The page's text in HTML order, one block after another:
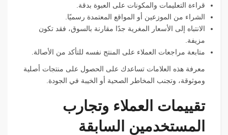
قراءة التعليمات والمكونات على العبوة بدقة.
الشراء من الموزعين أو المواقع المعتمدة رسميًا.
الانتباه إلى الأسعار المغرية جدًا مقارنة بالسوق، فقد تكون
مزيفة.
متابعة مراجعات العملاء على المنتج نفسه للتأكد من الأصالة.
معرفة هذه العلامات تساعدك على الحصول على منتجات أصلية
وموثوقة، وتجنب المخاطر الصحية أو الخيبة في الجودة.
تقييمات العملاء وتجارب
المستخدمين السابقة